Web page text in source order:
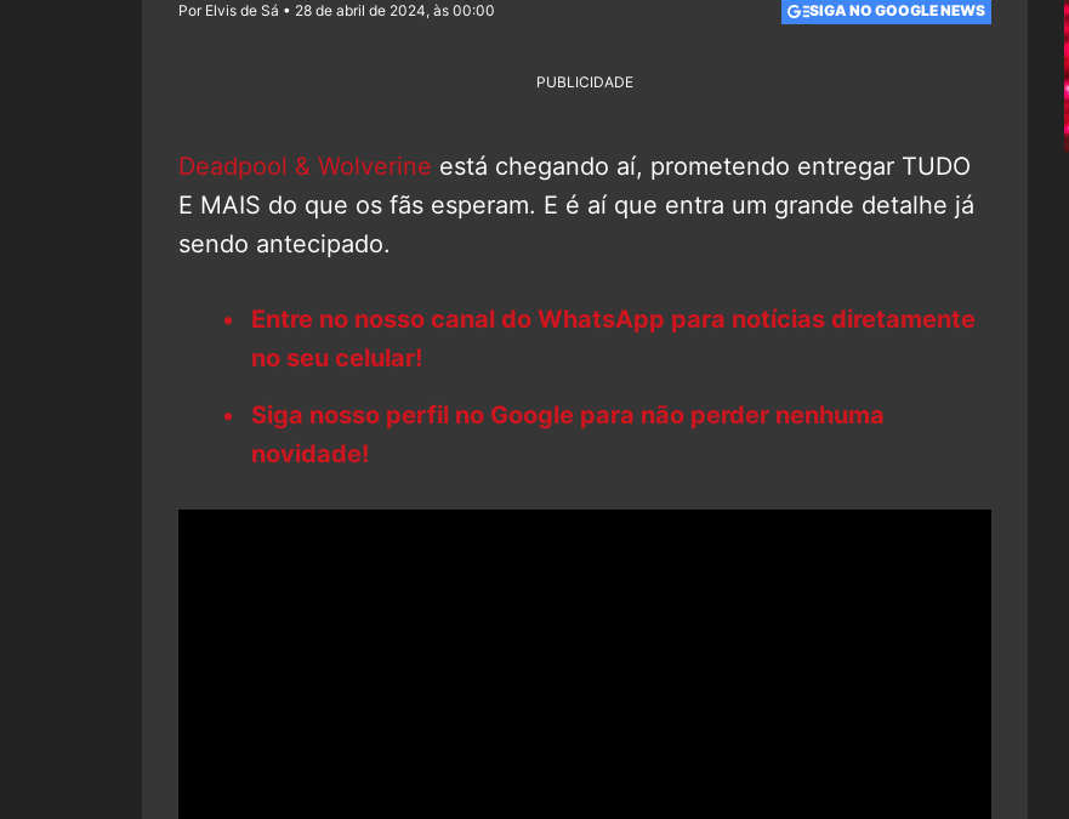
Por Elvis de Sá • 28 de abril de 2024, às 00:00 SIGA NO GOOGLE NEWS
PUBLICIDADE
Deadpool & Wolverine está chegando aí, prometendo entregar TUDO
E MAIS do que os fãs esperam. E é aí que entra um grande detalhe já
sendo antecipado.
Entre no nosso canal do WhatsApp para notícias diretamente
no seu celular!
Siga nosso perfil no Google para não perder nenhuma
novidade!